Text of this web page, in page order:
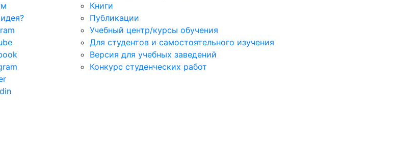
Книги
Публикации
Учебный центр/курсы обучения
Для студентов и самостоятельного изучения
Версия для учебных заведений
Конкурс студенческих работ